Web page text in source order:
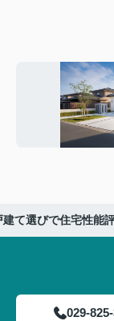
て選びで住宅性能
029-